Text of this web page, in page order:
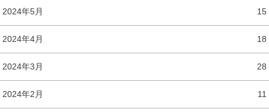
2024年5月 15
2024年4月 18
2024年3月 28
2024年2月 11